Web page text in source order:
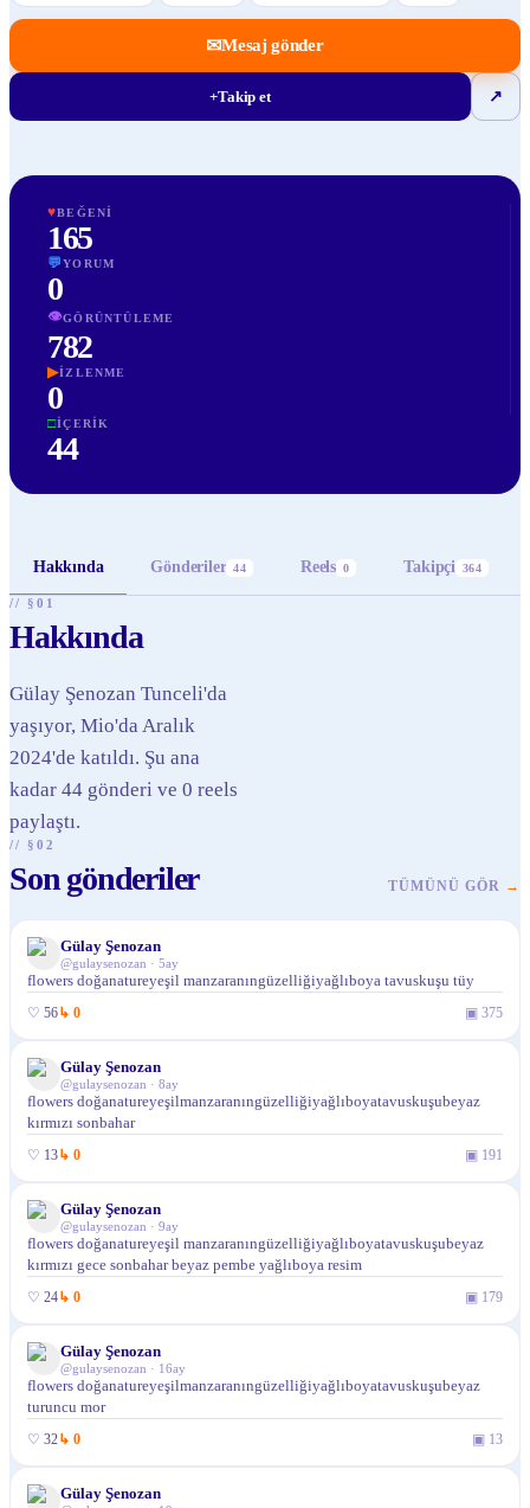
✉Mesaj gönder
+Takip et ↗
♥BEĞENI
165
💬YORUM
0
👁GÖRÜNTÜLEME
782
▶İZLENME
0
□İÇERIK
44
Hakkında Gönderiler 44 Reels 0 Takipçi 364
// §01
Hakkında
Gülay Şenozan Tunceli'da
yaşıyor, Mio'da Aralık
2024'de katıldı. Şu ana
kadar 44 gönderi ve 0 reels
paylaştı.
// §02
Son gönderiler TÜMÜNÜ GÖR →
Gülay Şenozan
@gulaysenozan · 5ay
flowers doğanatureyeşil manzaranıngüzelliğiyağlıboya tavuskuşu tüy
♡ 56↳ 0 ▣ 375
Gülay Şenozan
@gulaysenozan · 8ay
flowers doğanatureyeşilmanzaranıngüzelliğiyağlıboyatavuskuşubeyaz
kırmızı sonbahar
♡ 13↳ 0 ▣ 191
Gülay Şenozan
@gulaysenozan · 9ay
flowers doğanatureyeşil manzaranıngüzelliğiyağlıboyatavuskuşubeyaz
kırmızı gece sonbahar beyaz pembe yağlıboya resim
♡ 24↳ 0 ▣ 179
Gülay Şenozan
@gulaysenozan · 16ay
flowers doğanatureyeşilmanzaranıngüzelliğiyağlıboyatavuskuşubeyaz
turuncu mor
♡ 32↳ 0 ▣ 13
Gülay Şenozan